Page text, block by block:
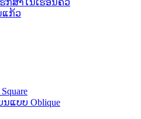
ກສາໃນເຮືອນຄົວ
ແກ້ວ
ແບບ Oblique